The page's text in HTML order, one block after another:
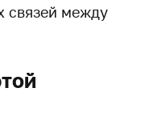
связей между